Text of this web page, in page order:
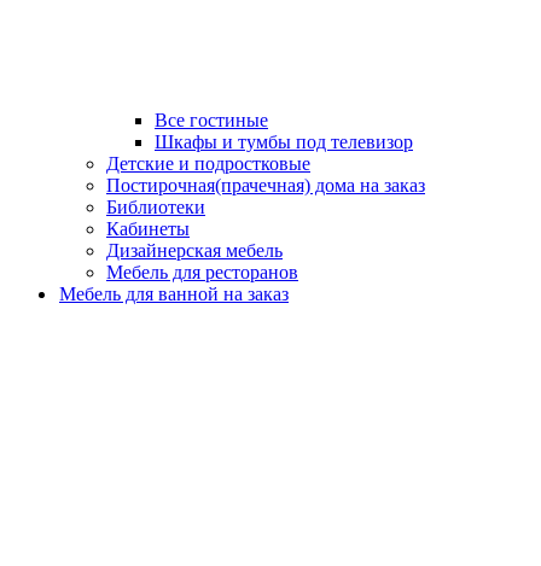
Все гостиные
Шкафы и тумбы под телевизор
Детские и подростковые
Постирочная(прачечная) дома на заказ
Библиотеки
Кабинеты
Дизайнерская мебель
Мебель для ресторанов
Мебель для ванной на заказ